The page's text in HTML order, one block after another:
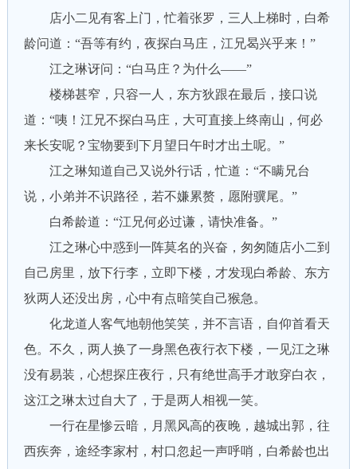
店小二见有客上门，忙着张罗，三人上梯时，白希
龄问道：“吾等有约，夜探白马庄，江兄曷兴乎来！”
江之琳讶问：“白马庄？为什么——”
楼梯甚窄，只容一人，东方狄跟在最后，接口说
道：“咦！江兄不探白马庄，大可直接上终南山，何必
来长安呢？宝物要到下月望日午时才出土呢。”
江之琳知道自己又说外行话，忙道：“不瞒兄台
说，小弟并不识路径，若不嫌累赘，愿附骥尾。”
白希龄道：“江兄何必过谦，请快准备。”
江之琳心中惑到一阵莫名的兴奋，匆匆随店小二到
自己房里，放下行李，立即下楼，才发现白希龄、东方
狄两人还没出房，心中有点暗笑自己猴急。
化龙道人客气地朝他笑笑，并不言语，自仰首看天
色。不久，两人换了一身黑色夜行衣下楼，一见江之琳
没有易装，心想探庄夜行，只有绝世高手才敢穿白衣，
这江之琳太过自大了，于是两人相视一笑。
一行在星惨云暗，月黑风高的夜晚，越城出郭，往
西疾奔，途经李家村，村口忽起一声呼哨，白希龄也出